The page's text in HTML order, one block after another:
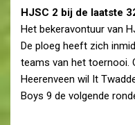
HJSC 2 bij de laatste
Het bekeravontuur van
De ploeg heeft zich
teams van het toernooi.
Heerenveen wil It
Boys 9 de volgende